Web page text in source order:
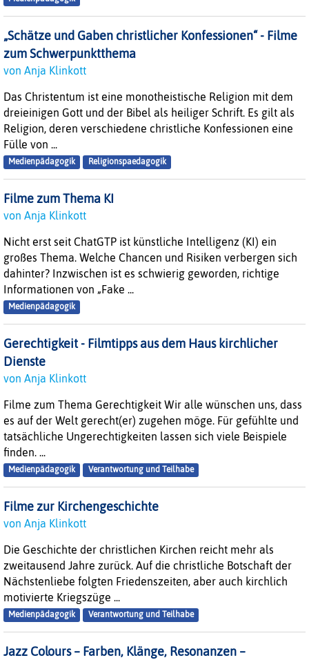
„Schätze und Gaben christlicher Konfessionen“ - Filme
zum Schwerpunktthema
von Anja Klinkott
Das Christentum ist eine monotheistische Religion mit dem
dreieinigen Gott und der Bibel als heiliger Schrift. Es gilt als
Religion, deren verschiedene christliche Konfessionen eine
Fülle von ...
Medienpädagogik Religionspaedagogik
Filme zum Thema KI
von Anja Klinkott
Nicht erst seit ChatGTP ist künstliche Intelligenz (KI) ein
großes Thema. Welche Chancen und Risiken verbergen sich
dahinter? Inzwischen ist es schwierig geworden, richtige
Informationen von „Fake ...
Medienpädagogik
Gerechtigkeit - Filmtipps aus dem Haus kirchlicher
Dienste
von Anja Klinkott
Filme zum Thema Gerechtigkeit Wir alle wünschen uns, dass
es auf der Welt gerecht(er) zugehen möge. Für gefühlte und
tatsächliche Ungerechtigkeiten lassen sich viele Beispiele
finden. ...
Medienpädagogik Verantwortung und Teilhabe
Filme zur Kirchengeschichte
von Anja Klinkott
Die Geschichte der christlichen Kirchen reicht mehr als
zweitausend Jahre zurück. Auf die christliche Botschaft der
Nächstenliebe folgten Friedenszeiten, aber auch kirchlich
motivierte Kriegszüge ...
Medienpädagogik Verantwortung und Teilhabe
Jazz Colours – Farben, Klänge, Resonanzen –